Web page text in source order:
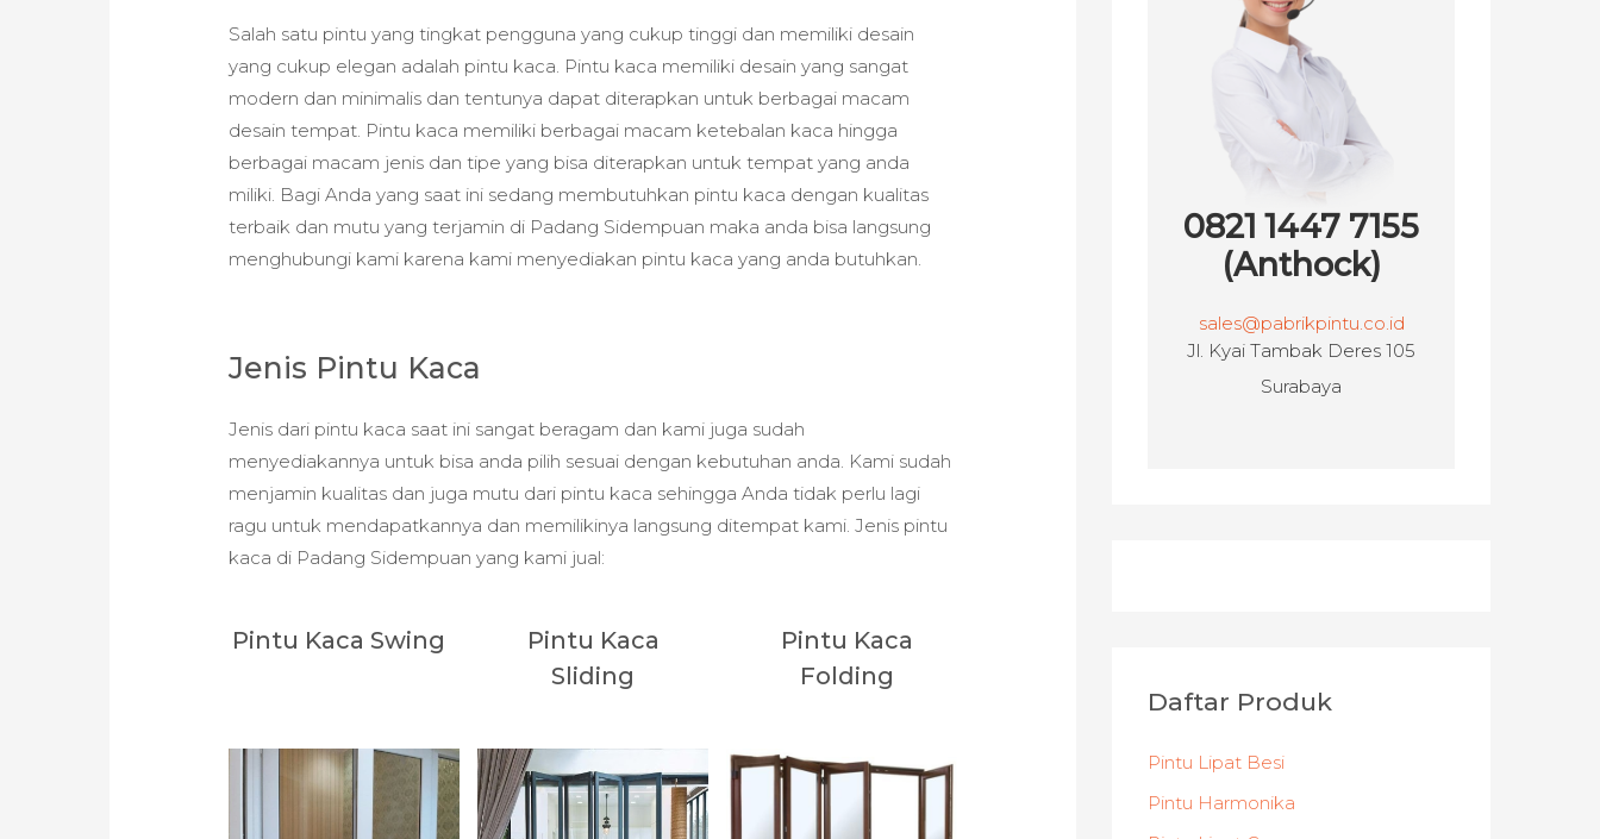
Salah satu pintu yang tingkat pengguna yang cukup tinggi dan memiliki desain
yang cukup elegan adalah pintu kaca. Pintu kaca memiliki desain yang sangat
modern dan minimalis dan tentunya dapat diterapkan untuk berbagai macam
desain tempat. Pintu kaca memiliki berbagai macam ketebalan kaca hingga
berbagai macam jenis dan tipe yang bisa diterapkan untuk tempat yang anda
miliki. Bagi Anda yang saat ini sedang membutuhkan pintu kaca dengan kualitas
terbaik dan mutu yang terjamin di Padang Sidempuan maka anda bisa langsung
menghubungi kami karena kami menyediakan pintu kaca yang anda butuhkan.
Jenis Pintu Kaca
Jenis dari pintu kaca saat ini sangat beragam dan kami juga sudah
menyediakannya untuk bisa anda pilih sesuai dengan kebutuhan anda. Kami sudah
menjamin kualitas dan juga mutu dari pintu kaca sehingga Anda tidak perlu lagi
ragu untuk mendapatkannya dan memilikinya langsung ditempat kami. Jenis pintu
kaca di Padang Sidempuan yang kami jual:
Pintu Kaca Swing
Pintu Kaca
Sliding
Pintu Kaca
Folding
0821 1447 7155
(Anthock)
sales@pabrikpintu.co.id
Jl. Kyai Tambak Deres 105
Surabaya
Daftar Produk
Pintu Lipat Besi
Pintu Harmonika